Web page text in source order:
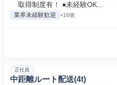
取得制度有！ ●未経験OK...
業界未経験歓迎 +16個
正社員
中距離ルート配送(4t)